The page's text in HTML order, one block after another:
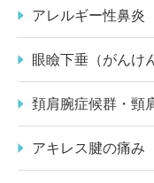
アレルギー性鼻炎
眼瞼下垂（がんけ
頚肩腕症候群・頸
アキレス腱の痛み